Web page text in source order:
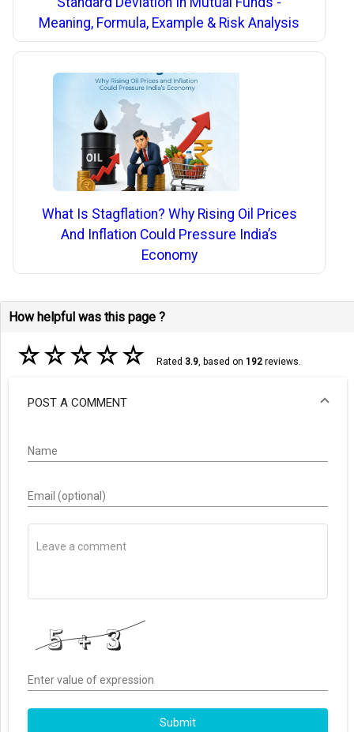
Meaning, Formula, Example & Risk Analysis
What Is Stagflation? Why Rising Oil Prices
And Inflation Could Pressure India’s
Economy
How helpful was this page ?
☆☆☆☆☆ Rated 3.9, based on 192reviews.
POST A COMMENT
Name
Email (optional)
Enter value of expression
Submit